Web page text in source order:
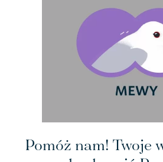
Pomóż nam! Twoje